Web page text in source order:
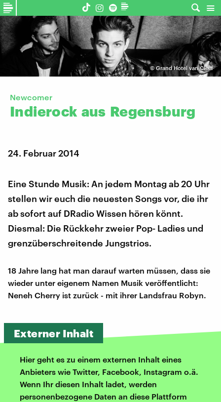
©Grand Hotel van Cleef
Newcomer
Indierock aus Regensburg
24. Februar 2014
Eine Stunde Musik: An jedem Montag ab 20 Uhr
stellen wir euch die neuesten Songs vor, die ihr
ab sofort auf DRadio Wissen hören könnt.
Diesmal: Die Rückkehr zweier Pop- Ladies und
grenzüberschreitende Jungstrios.
18 Jahre lang hat man darauf warten müssen, dass sie
wieder unter eigenem Namen Musik veröffentlicht:
Neneh Cherry ist zurück - mit ihrer Landsfrau Robyn.
Externer Inhalt
Hier geht es zu einem externen Inhalt eines
Anbieters wie Twitter, Facebook, Instagram o.ä.
Wenn Ihr diesen Inhalt ladet, werden
personenbezogene Daten an diese Plattform